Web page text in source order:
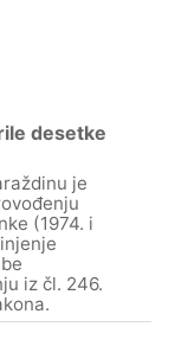
desetke
je
(1974. i
iz čl. 246.